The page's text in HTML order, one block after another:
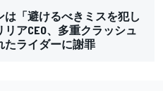
は「避けるべきミスを犯し
アCEO、多重クラッシュ
たライダーに謝罪